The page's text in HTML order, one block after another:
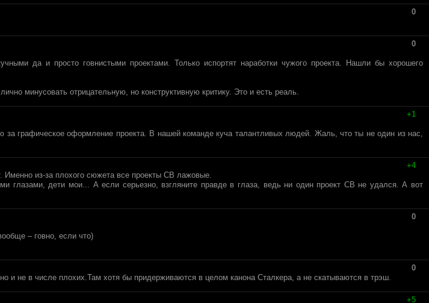
0
0
да и просто говнистыми проектами. Только испортят наработки чужого проекта. Нашли бы хорошего
минусовать отрицательную, но конструктивную критику. Это и есть реаль.
+1
графическое оформление проекта. В нашей команде куча талантливых людей. Жаль, что ты не один из нас,
+4
Именно из-за плохого сюжета все проекты СВ лажовые.
глазами, дети мои... А если серьезно, взгляните правде в глаза, ведь ни один проект СВ не удался. А вот
0
– говно, если что)
0
не в числе плохих.Там хотя бы придерживаются в целом канона Сталкера, а не скатываются в трэш.
+5